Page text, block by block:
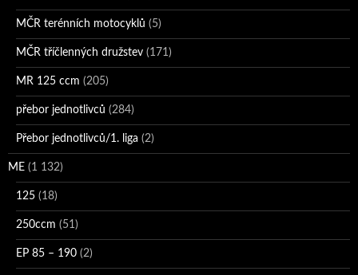
MČR terénních motocyklů (5)
MČR tříčlenných družstev (171)
MR 125 ccm (205)
přebor jednotlivců (284)
Přebor jednotlivců/1. liga (2)
ME (1 132)
125 (18)
250ccm (51)
EP 85 – 190 (2)